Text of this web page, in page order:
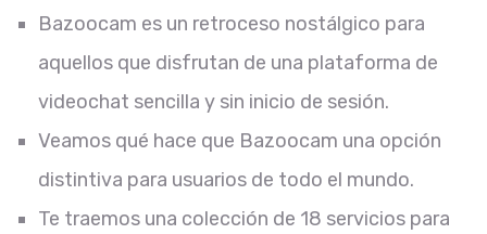
Bazoocam es un retroceso nostálgico para
aquellos que disfrutan de una plataforma de
videochat sencilla y sin inicio de sesión.
Veamos qué hace que Bazoocam una opción
distintiva para usuarios de todo el mundo.
Te traemos una colección de 18 servicios para